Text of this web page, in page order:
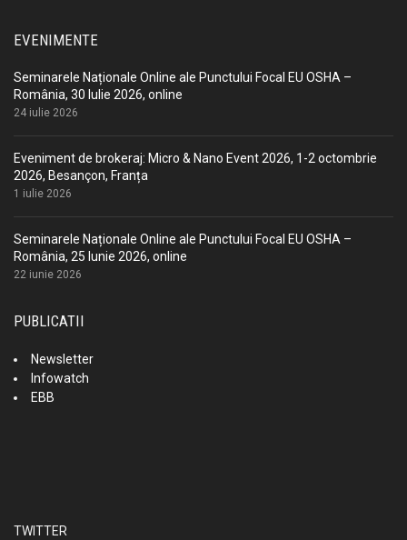
EVENIMENTE
Seminarele Naționale Online ale Punctului Focal EU OSHA –
România, 30 Iulie 2026, online
24 iulie 2026
Eveniment de brokeraj: Micro & Nano Event 2026, 1-2 octombrie
2026, Besançon, Franța
1 iulie 2026
Seminarele Naționale Online ale Punctului Focal EU OSHA –
România, 25 Iunie 2026, online
22 iunie 2026
PUBLICATII
Newsletter
Infowatch
EBB
TWITTER